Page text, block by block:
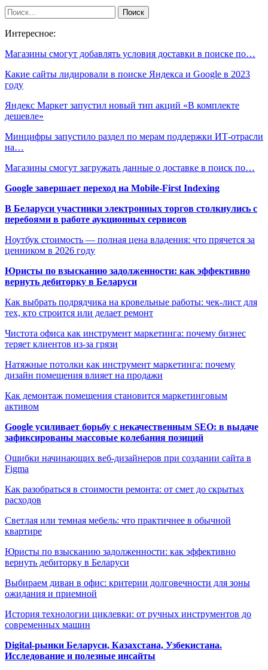
Интересное:
Магазины смогут добавлять условия доставки в поиске по…
Какие сайты лидировали в поиске Яндекса и Google в 2023
году
Яндекс Маркет запустил новый тип акций «В комплекте
дешевле»
Минцифры запустило раздел по мерам поддержки ИТ-отрасли
на…
Магазины смогут загружать данные о доставке в поиск по…
Google завершает переход на Mobile-First Indexing
В Беларуси участники электронных торгов столкнулись с
перебоями в работе аукционных сервисов
Ноутбук стоимость — полная цена владения: что прячется за
ценником в 2026 году
Юристы по взысканию задолженности: как эффективно
вернуть дебиторку в Беларуси
Как выбрать подрядчика на кровельные работы: чек-лист для
тех, кто строится или делает ремонт
Чистота офиса как инструмент маркетинга: почему бизнес
теряет клиентов из-за грязи
Натяжные потолки как инструмент маркетинга: почему
дизайн помещения влияет на продажи
Как демонтаж помещения становится маркетинговым
активом
Google усиливает борьбу с некачественным SEO: в выдаче
зафиксированы массовые колебания позиций
Ошибки начинающих веб-дизайнеров при создании сайта в
Figma
Как разобраться в стоимости ремонта: от смет до скрытых
расходов
Светлая или темная мебель: что практичнее в обычной
квартире
Юристы по взысканию задолженности: как эффективно
вернуть дебиторку в Беларуси
Выбираем диван в офис: критерии долговечности для зоны
ожидания и приемной
История технологии циклевки: от ручных инструментов до
современных машин
Digital-рынки Беларуси, Казахстана, Узбекистана.
Исследование и полезные инсайты